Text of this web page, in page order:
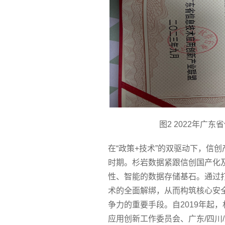
图2 2022年广东
在“政策+技术”的双驱动下，信
时期。杉岩数据紧跟信创国产
性、智能的数据存储基石。通过
术的全面解绑，从而构筑核心安
争力的重要手段。自2019年起
应用创新工作委员会、广东/四